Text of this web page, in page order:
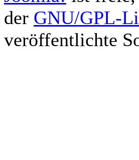
der GNU/GPL-
veröffentlichte